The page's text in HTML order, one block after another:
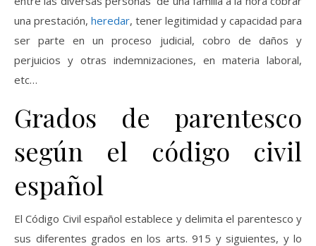
una prestación, heredar, tener legitimidad y capacidad para
ser parte en un proceso judicial, cobro de daños y
perjuicios y otras indemnizaciones, en materia laboral,
etc…
Grados de parentesco
según el código civil
español
El Código Civil español establece y delimita el parentesco y
sus diferentes grados en los arts. 915 y siguientes, y lo